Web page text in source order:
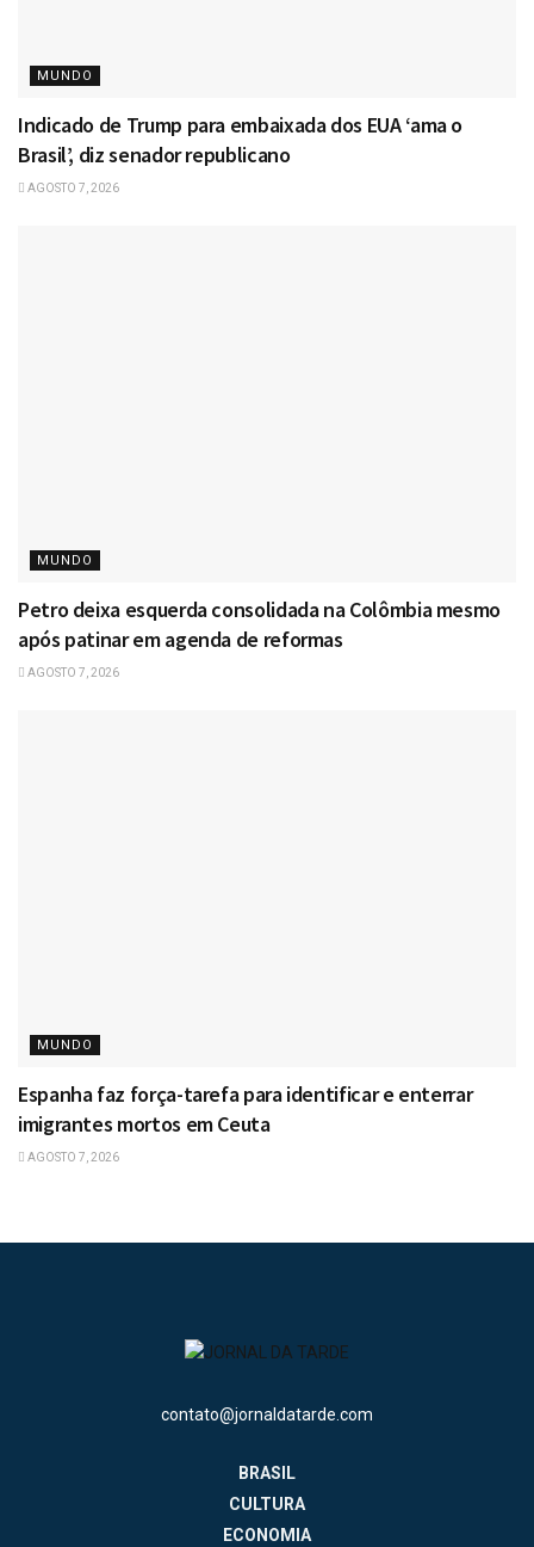
MUNDO
Indicado de Trump para embaixada dos EUA ‘ama o
Brasil’, diz senador republicano
AGOSTO 7, 2026
MUNDO
Petro deixa esquerda consolidada na Colômbia mesmo
após patinar em agenda de reformas
AGOSTO 7, 2026
MUNDO
Espanha faz força-tarefa para identificar e enterrar
imigrantes mortos em Ceuta
AGOSTO 7, 2026
contato@jornaldatarde.com
BRASIL
CULTURA
ECONOMIA